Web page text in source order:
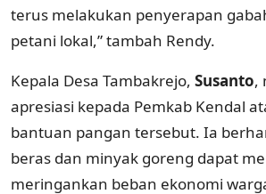
terus melakukan penyerapan
petani lokal,” tambah Rendy.
Kepala Desa Tambakrejo, Susanto,
apresiasi kepada Pemkab Kendal
bantuan pangan tersebut. Ia
beras dan minyak goreng dapat
meringankan beban ekonomi